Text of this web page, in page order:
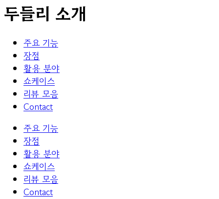
두들리 소개
주요 기능
장점
활용 분야
쇼케이스
리뷰 모음
Contact
주요 기능
장점
활용 분야
쇼케이스
리뷰 모음
Contact